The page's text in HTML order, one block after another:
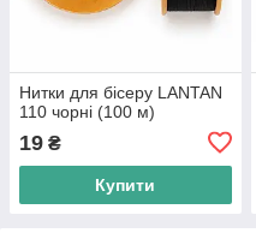
Нитки для бісеру LANTAN
110 чорні (100 м)
19 ₴
Купити